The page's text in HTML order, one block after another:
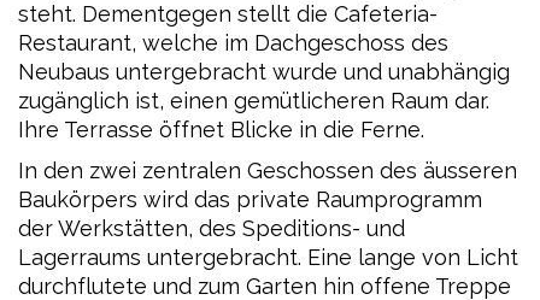
steht. Dementgegen stellt die Cafeteria-
Restaurant, welche im Dachgeschoss des
Neubaus untergebracht wurde und unabhängig
zugänglich ist, einen gemütlicheren Raum dar.
Ihre Terrasse öffnet Blicke in die Ferne.
In den zwei zentralen Geschossen des äusseren
Baukörpers wird das private Raumprogramm
der Werkstätten, des Speditions- und
Lagerraums untergebracht. Eine lange von Licht
durchflutete und zum Garten hin offene Treppe